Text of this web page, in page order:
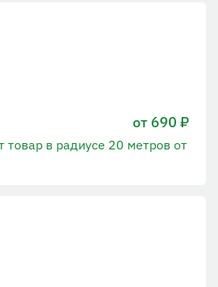
от 690 ₽
товар в радиусе 20 метров от